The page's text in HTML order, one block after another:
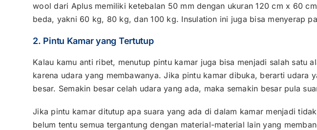
wool dari Aplus memiliki ketebalan 50 mm dengan ukuran 120 cm x 60
beda, yakni 60 kg, 80 kg, dan 100 kg. Insulation ini juga bisa menyerap
2. Pintu Kamar yang Tertutup
Kalau kamu anti ribet, menutup pintu kamar juga bisa menjadi salah satu
karena udara yang membawanya. Jika pintu kamar dibuka, berarti udara
besar. Semakin besar celah udara yang ada, maka semakin besar pula
Jika pintu kamar ditutup apa suara yang ada di dalam kamar menjadi
belum tentu semua tergantung dengan material-material lain yang